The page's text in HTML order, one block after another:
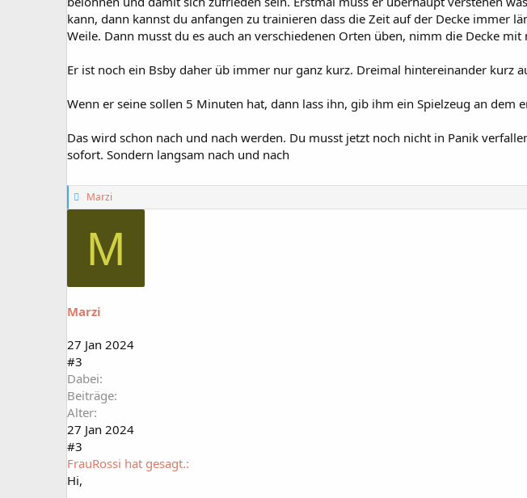
kann, dann kannst du anfangen zu trainieren dass die Zeit auf der Decke immer
Weile. Dann musst du es auch an verschiedenen Orten üben, nimm die Decke
Er ist noch ein Bsby daher üb immer nur ganz kurz. Dreimal hintereinander kurz
Wenn er seine sollen 5 Minuten hat, dann lass ihn, gib ihm ein Spielzeug an
Das wird schon nach und nach werden. Du musst jetzt noch nicht in Panik
sofort. Sondern langsam nach und nach
G
e
ä
m
r
Marzi
M
Marzi
27 Jan 2024
#3
Dabei
Beiträge
Alter
27 Jan 2024
#3
FrauRossi hat gesagt.:
Hi,